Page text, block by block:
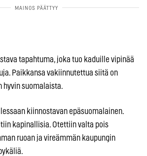
tapahtuma, joka tuo kaduille vipinää
Paikkansa vakiinnutettua siitä on
suomalaista.
kiinnostavan epäsuomalainen.
kapinallisia. Otettiin valta pois
ruoan ja vireämmän kaupungin